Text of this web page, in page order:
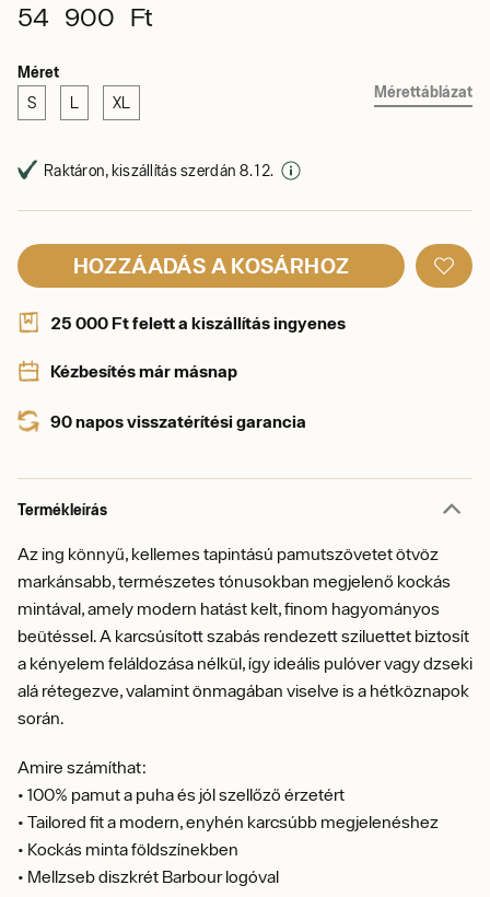
54 900 Ft
Méret
S L XL
Mérettáblázat
Raktáron, kiszállítás szerdán 8. 12.
HOZZÁADÁS A KOSÁRHOZ
25 000 Ft felett a kiszállítás ingyenes
Kézbesítés már másnap
90 napos visszatérítési garancia
Termékleírás
Az ing könnyű, kellemes tapintású pamutszövetet ötvöz
markánsabb, természetes tónusokban megjelenő kockás
mintával, amely modern hatást kelt, finom hagyományos
beütéssel. A karcsúsított szabás rendezett sziluettet biztosít
a kényelem feláldozása nélkül, így ideális pulóver vagy dzseki
alá rétegezve, valamint önmagában viselve is a hétköznapok
során.
Amire számíthat:
• 100% pamut a puha és jól szellőző érzetért
• Tailored fit a modern, enyhén karcsúbb megjelenéshez
• Kockás minta földszínekben
• Mellzseb diszkrét Barbour logóval